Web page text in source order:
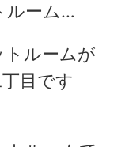
ルーム…
ルームが
目です